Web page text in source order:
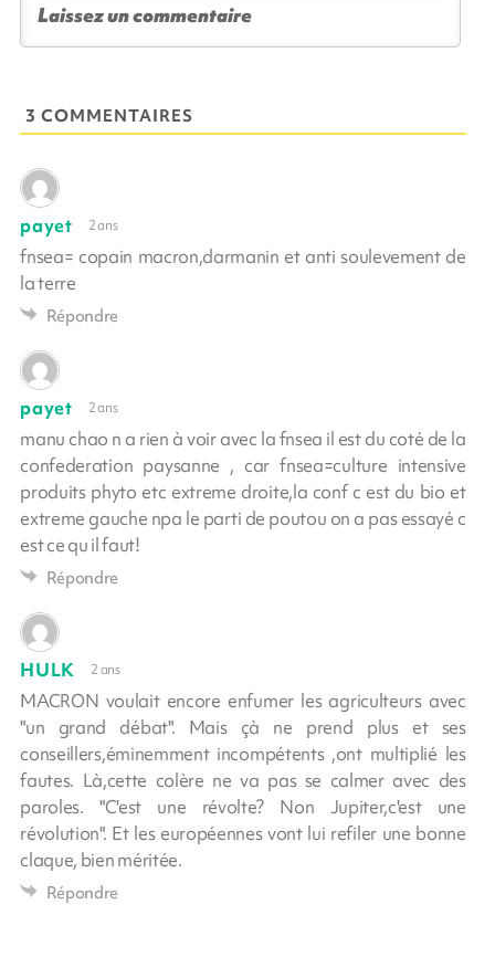
3 COMMENTAIRES
payet 2 ans
fnsea= copain macron,darmanin et anti soulevement de
la terre
Répondre
payet 2 ans
manu chao n a rien à voir avec la fnsea il est du coté de la
confederation paysanne , car fnsea=culture intensive
produits phyto etc extreme droite,la conf c est du bio et
extreme gauche npa le parti de poutou on a pas essayé c
est ce qu il faut!
Répondre
HULK 2 ans
MACRON voulait encore enfumer les agriculteurs avec
"un grand débat". Mais çà ne prend plus et ses
conseillers,éminemment incompétents ,ont multiplié les
fautes. Là,cette colère ne va pas se calmer avec des
paroles. "C'est une révolte? Non Jupiter,c'est une
révolution". Et les européennes vont lui refiler une bonne
claque, bien méritée.
Répondre